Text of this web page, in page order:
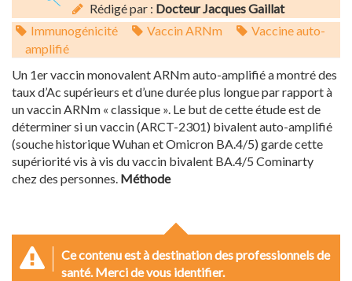
Rédigé par : Docteur Jacques Gaillat
Immunogénicité
Vaccin ARNm
Vaccine auto-
amplifié
Un 1er vaccin monovalent ARNm auto-amplifié a montré des
taux d’Ac supérieurs et d’une durée plus longue par rapport à
un vaccin ARNm « classique ». Le but de cette étude est de
déterminer si un vaccin (ARCT-2301) bivalent auto-amplifié
(souche historique Wuhan et Omicron BA.4/5) garde cette
supériorité vis à vis du vaccin bivalent BA.4/5 Cominarty
chez des personnes. Méthode
Ce contenu est à destination des professionnels de
santé. Merci de vous identifier.